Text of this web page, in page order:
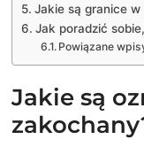
Jakie są granice
Jak poradzić
Powiązane
Jakie są